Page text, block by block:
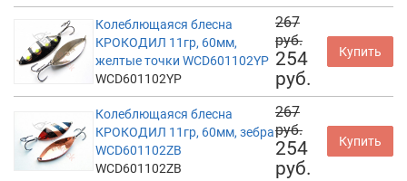
Колеблющаяся блесна
КРОКОДИЛ 11гр, 60мм,
желтые точки WCD601102YP
WCD601102YP
267
руб.
254
руб.
Купить
Колеблющаяся блесна
КРОКОДИЛ 11гр, 60мм, зебра
WCD601102ZB
WCD601102ZB
267
руб.
254
руб.
Купить